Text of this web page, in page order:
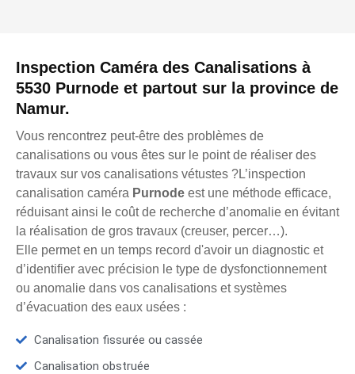
Inspection Caméra des Canalisations à
5530 Purnode et partout sur la province de
Namur.
Vous rencontrez peut-être des problèmes de
canalisations ou vous êtes sur le point de réaliser des
travaux sur vos canalisations vétustes ?L’inspection
canalisation caméra Purnode est une méthode efficace,
réduisant ainsi le coût de recherche d’anomalie en évitant
la réalisation de gros travaux (creuser, percer…).
Elle permet en un temps record d'avoir un diagnostic et
d’identifier avec précision le type de dysfonctionnement
ou anomalie dans vos canalisations et systèmes
d’évacuation des eaux usées :
Canalisation fissurée ou cassée
Canalisation obstruée